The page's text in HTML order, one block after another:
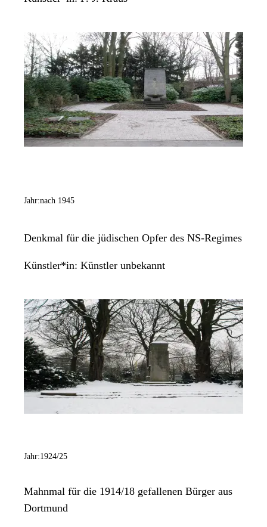
Jahr:nach 1945
Denkmal für die jüdischen Opfer des NS-Regimes
Künstler*in: Künstler unbekannt
Jahr:1924/25
Mahnmal für die 1914/18 gefallenen Bürger aus
Dortmund